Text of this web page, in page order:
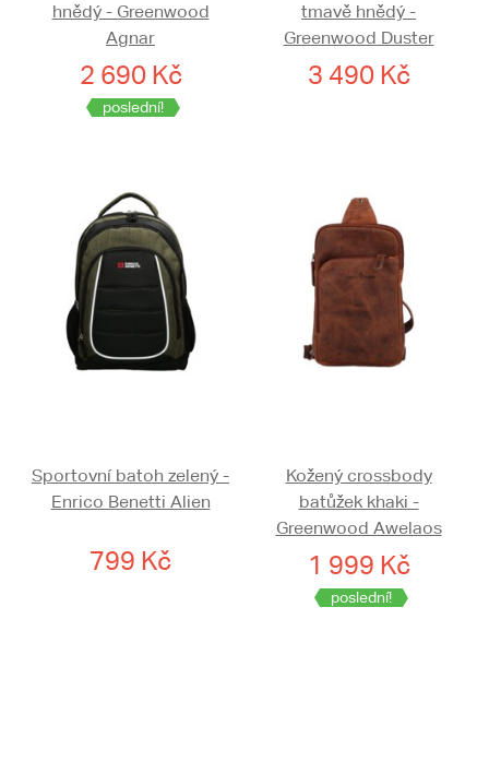
hnědý - Greenwood
Agnar
2 690 Kč
poslední!
tmavě hnědý -
Greenwood Duster
3 490 Kč
Sportovní batoh zelený -
Enrico Benetti Alien
799 Kč
Kožený crossbody
batůžek khaki -
Greenwood Awelaos
1 999 Kč
poslední!